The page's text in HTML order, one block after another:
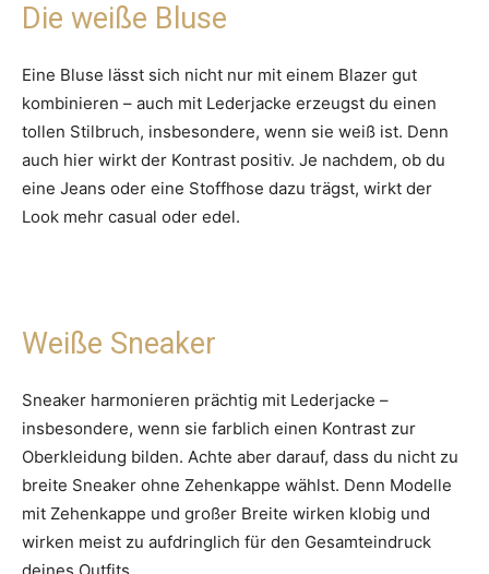
Die weiße Bluse
Eine Bluse lässt sich nicht nur mit einem Blazer gut
kombinieren – auch mit Lederjacke erzeugst du einen
tollen Stilbruch, insbesondere, wenn sie weiß ist. Denn
auch hier wirkt der Kontrast positiv. Je nachdem, ob du
eine Jeans oder eine Stoffhose dazu trägst, wirkt der
Look mehr casual oder edel.
Weiße Sneaker
Sneaker harmonieren prächtig mit Lederjacke –
insbesondere, wenn sie farblich einen Kontrast zur
Oberkleidung bilden. Achte aber darauf, dass du nicht zu
breite Sneaker ohne Zehenkappe wählst. Denn Modelle
mit Zehenkappe und großer Breite wirken klobig und
wirken meist zu aufdringlich für den Gesamteindruck